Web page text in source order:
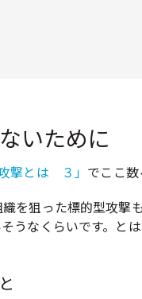
いために
撃とは ３」 でここ
を狙った標的型攻
うなくらいです。と